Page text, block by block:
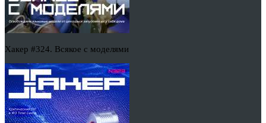
Хакер #324. Всякое с моделями